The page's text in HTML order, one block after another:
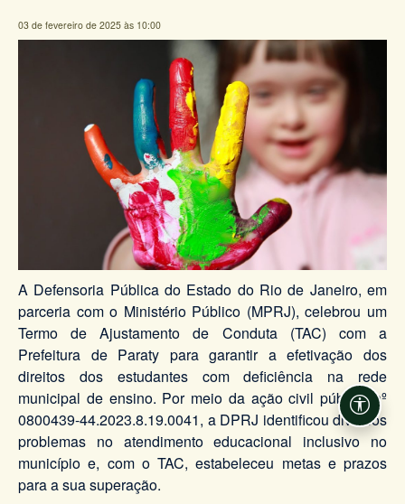
03 de fevereiro de 2025 às 10:00
A Defensoria Pública do Estado do Rio de Janeiro, em
parceria com o Ministério Público (MPRJ), celebrou um
Termo de Ajustamento de Conduta (TAC) com a
Prefeitura de Paraty para garantir a efetivação dos
direitos dos estudantes com deficiência na rede
municipal de ensino. Por meio da ação civil pública nº
0800439-44.2023.8.19.0041, a DPRJ identificou diversos
problemas no atendimento educacional inclusivo no
município e, com o TAC, estabeleceu metas e prazos
para a sua superação.